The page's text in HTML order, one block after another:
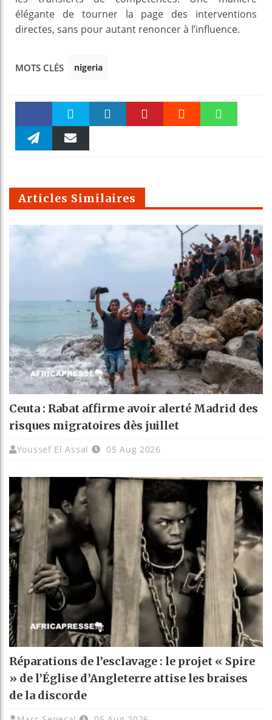
élégante de tourner la page des interventions
directes, sans pour autant renoncer à l’influence.
MOTS CLÉS nigeria
Faceboo Twitter
m
Articles Similaires
Ceuta : Rabat affirme avoir alerté Madrid des
risques migratoires dès juillet
Youssef El Assal 05 Aug 2026
Réparations de l’esclavage : le projet « Spire
» de l’Église d’Angleterre attise les braises
de la discorde